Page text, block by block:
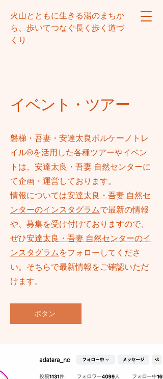
火山とともに生きる湯のまちか
ら、歩いてつなぐ長く歩く道づ
くり
イベント・ツアー
磐梯・吾妻・安達太良ボルケーノトレ
イル®を活用した各種ツアーやイベン
トは、安達太良・吾妻 自然センターに
て企画・運営しております。
情報については安達太良・吾妻 自然セ
ンターのインスタグラムで最新の情報
や、募集を受け付けておりますので、
ぜひ安達太良・吾妻 自然センターのイ
ンスタグラムをフォローしてくださ
い。そちらで最新情報をご確認いただ
けます。
ボタン